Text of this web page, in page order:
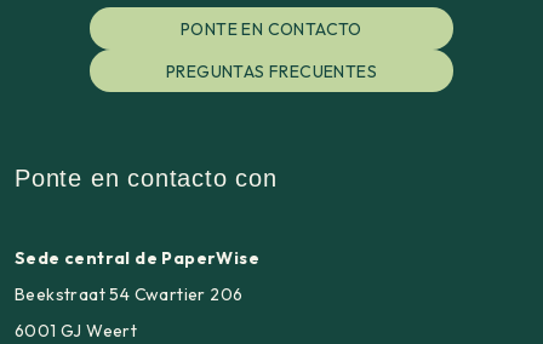
PONTE EN CONTACTO
PREGUNTAS FRECUENTES
Ponte en contacto con
Sede central de PaperWise
Beekstraat 54 Cwartier 206
6001 GJ Weert